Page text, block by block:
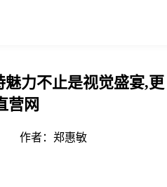
魅力不止是视觉盛宴,更
营网
作者： 郑惠敏